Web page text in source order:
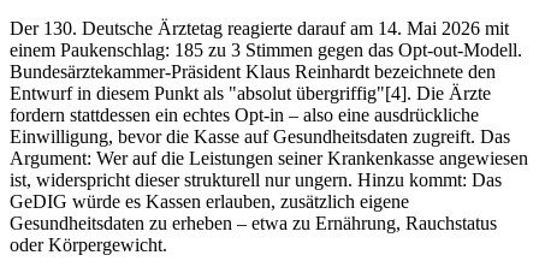
Der 130. Deutsche Ärztetag reagierte darauf am 14. Mai 2026 mit
einem Paukenschlag: 185 zu 3 Stimmen gegen das Opt-out-Modell.
Bundesärztekammer-Präsident Klaus Reinhardt bezeichnete den
Entwurf in diesem Punkt als "absolut übergriffig"[4]. Die Ärzte
fordern stattdessen ein echtes Opt-in – also eine ausdrückliche
Einwilligung, bevor die Kasse auf Gesundheitsdaten zugreift. Das
Argument: Wer auf die Leistungen seiner Krankenkasse angewiesen
ist, widerspricht dieser strukturell nur ungern. Hinzu kommt: Das
GeDIG würde es Kassen erlauben, zusätzlich eigene
Gesundheitsdaten zu erheben – etwa zu Ernährung, Rauchstatus
oder Körpergewicht.